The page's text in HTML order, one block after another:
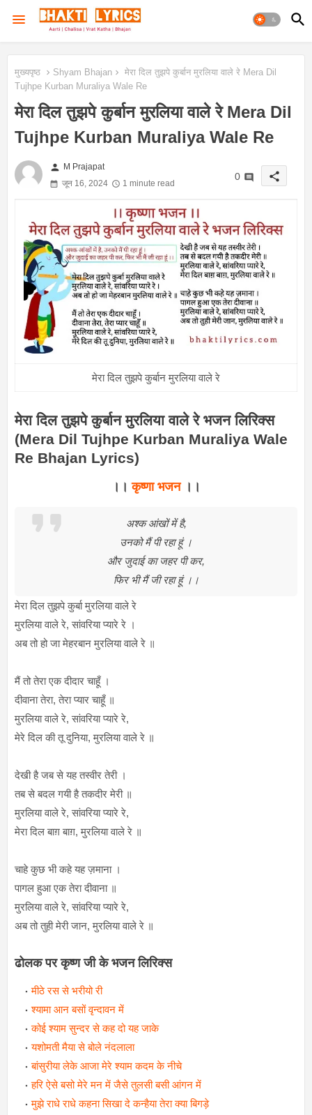
मुख्यपृष्ठ Shyam Bhajan
मेरा दिल तुझपे कुर्बान मुरलिया वाले रे Mera Dil
Tujhpe Kurban Muraliya Wale Re
मेरा दिल तुझपे कुर्बान मुरलिया वाले रे Mera Dil
Tujhpe Kurban Muraliya Wale Re
person M Prajapat
जून 16, 2024
1 minute read
0 share
मेरा दिल तुझपे कुर्बान मुरलिया वाले रे
मेरा दिल तुझपे कुर्बान मुरलिया वाले रे भजन लिरिक्स
(Mera Dil Tujhpe Kurban Muraliya Wale
Re Bhajan Lyrics)
।।कृष्णा भजन।।
अश्क आंखों में है,
उनको मैं पी रहा हूं ।
और जुदाई का जहर पी कर,
फिर भी मैं जी रहा हूं ।।
मेरा दिल तुझपे कुर्बा मुरलिया वाले रे
मुरलिया वाले रे, सांवरिया प्यारे रे ।
अब तो हो जा मेहरबान मुरलिया वाले रे ॥
मैं तो तेरा एक दीदार चाहूँ ।
दीवाना तेरा, तेरा प्यार चाहूँ ॥
मुरलिया वाले रे, सांवरिया प्यारे रे,
मेरे दिल की तू दुनिया, मुरलिया वाले रे ॥
देखी है जब से यह तस्वीर तेरी ।
तब से बदल गयी है तकदीर मेरी ॥
मुरलिया वाले रे, सांवरिया प्यारे रे,
मेरा दिल बाग़ बाग़, मुरलिया वाले रे ॥
चाहे कुछ भी कहे यह ज़माना ।
पागल हुआ एक तेरा दीवाना ॥
मुरलिया वाले रे, सांवरिया प्यारे रे,
अब तो तुही मेरी जान, मुरलिया वाले रे ॥
ढोलक पर कृष्ण जी के भजन लिरिक्स
मीठे रस से भरीयो री
श्यामा आन बसों वृन्दावन में
कोई श्याम सुन्दर से कह दो यह जाके
यशोमती मैया से बोले नंदलाला
बांसुरीया लेके आजा मेरे श्याम कदम के नीचे
हरि ऐसे बसो मेरे मन में जैसे तुलसी बसी आंगन में
मुझे राधे राधे कहना सिखा दे कन्हैया तेरा क्या बिगड़े